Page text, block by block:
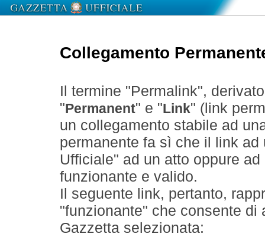
Collegamento
Il termine "Permalink",
" Permanent" e " Link" (link
un collegamento stabile ad
permanente fa sì che il link
Ufficiale" ad un atto oppure
funzionante e valido.
Il seguente link, pertanto,
"funzionante" che consente
Gazzetta selezionata: